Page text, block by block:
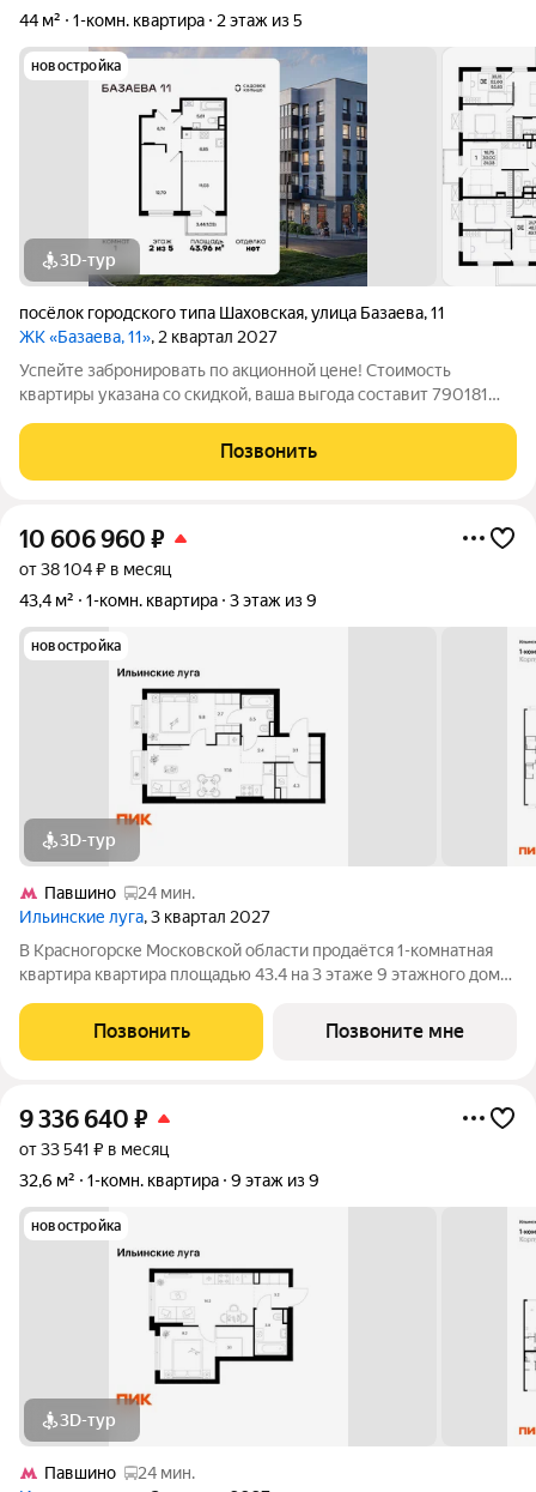
44 м²
1-комн. квартира 2 этаж из 5
новостройка
3D-тур
посёлок городского типа Шаховская,улица Базаева,11
ЖК «Базаева, 11», 2 квартал 2027
Успейте забронировать по акционной цене! Стоимость
квартиры указана со скидкой, ваша выгода составит 790181
подробнее! Продается квартира в ЖК «Базаева, 11» с 1
спальней на 2 этаже 5 этажного
Позвонить
10 606 960 ₽
от 38 104 ₽ в месяц
43,4 м²
1-комн. квартира 3 этаж из 9
новостройка
3D-тур
Павшино
24 мин.
Ильинские луга, 3 квартал 2027
В Красногорске Московской области продаётся 1-комнатная
квартира квартира площадью 43.4 на 3 этаже 9 этажного дома
Удобное расположение 20 минут на автомобиле до станций
метро «Волоколамская»,
Позвонить Позвоните мне
9 336 640 ₽
от 33 541 ₽ в месяц
32,6 м²
1-комн. квартира 9 этаж из 9
новостройка
3D-тур
Павшино
24 мин.